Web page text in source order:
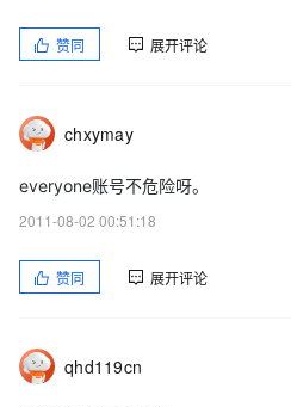
1.安装前的准备：
打开phpwind文件夹，右击upload文
》编辑
》添加
2.打开网页，键入该云主机的ip地址
赞同 展开评论
chxymay
everyone账号不危险呀。
2011-08-02 00:51:18
赞同 展开评论
qhd119cn